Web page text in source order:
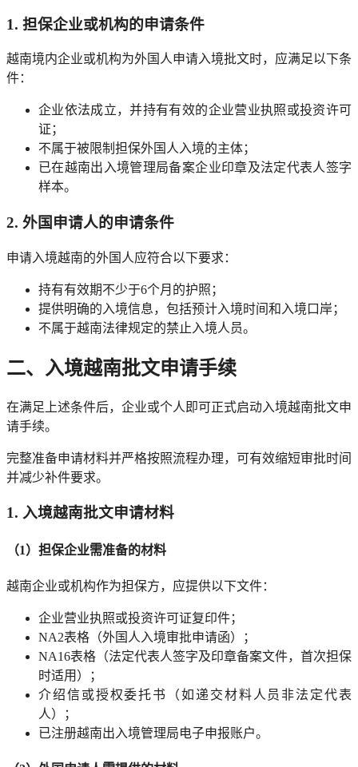
1. 担保企业或机构的申请条件
越南境内企业或机构为外国人申请入境批文时，应满足以下条
件：
企业依法成立，并持有有效的企业营业执照或投资许可
证；
不属于被限制担保外国人入境的主体；
已在越南出入境管理局备案企业印章及法定代表人签字
样本。
2. 外国申请人的申请条件
申请入境越南的外国人应符合以下要求：
持有有效期不少于6个月的护照；
提供明确的入境信息，包括预计入境时间和入境口岸；
不属于越南法律规定的禁止入境人员。
二、入境越南批文申请手续
在满足上述条件后，企业或个人即可正式启动入境越南批文申
请手续。
完整准备申请材料并严格按照流程办理，可有效缩短审批时间
并减少补件要求。
1. 入境越南批文申请材料
（1）担保企业需准备的材料
越南企业或机构作为担保方，应提供以下文件：
企业营业执照或投资许可证复印件；
NA2表格（外国人入境审批申请函）；
NA16表格（法定代表人签字及印章备案文件，首次担保
时适用）；
介绍信或授权委托书（如递交材料人员非法定代表
人）；
已注册越南出入境管理局电子申报账户。